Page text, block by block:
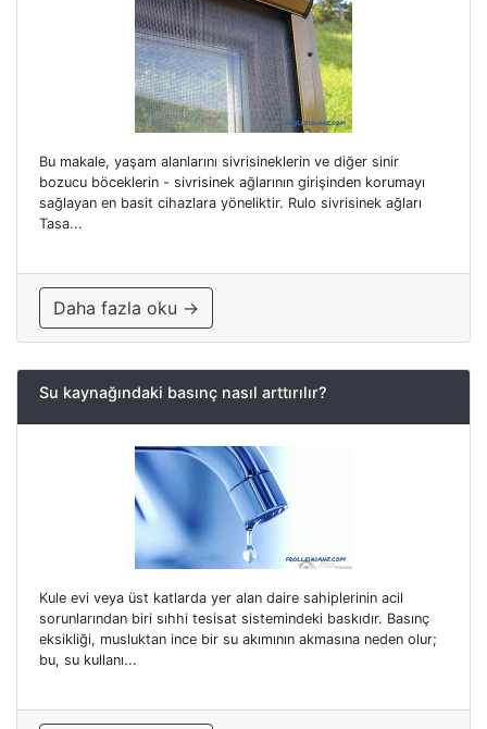
Bu makale, yaşam alanlarını sivrisineklerin ve diğer sinir
bozucu böceklerin - sivrisinek ağlarının girişinden korumayı
sağlayan en basit cihazlara yöneliktir. Rulo sivrisinek ağları
Tasa...
Daha fazla oku →
Su kaynağındaki basınç nasıl arttırılır?
Kule evi veya üst katlarda yer alan daire sahiplerinin acil
sorunlarından biri sıhhi tesisat sistemindeki baskıdır. Basınç
eksikliği, musluktan ince bir su akımının akmasına neden olur;
bu, su kullanı...